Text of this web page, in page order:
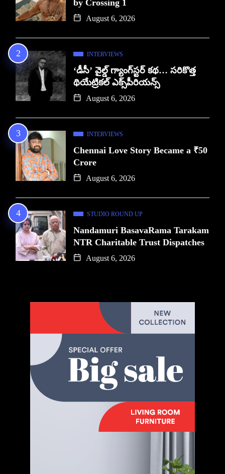
by Crossing 1
August 6, 2026
INTERVIEWS
‘డీసీ’ వైల్డ్ గ్యాంగ్‌స్టర్ కథ… సరికొత్త
థియేట్రికల్ ఎక్స్‌పీరియన్స్
August 6, 2026
INTERVIEWS
Chennai Love Story Became a ₹50
Crore
August 6, 2026
STUDIO ROUND UP
Nandamuri BasavaRama Tarakam
NTR Charitable Trust Dispatches
August 6, 2026